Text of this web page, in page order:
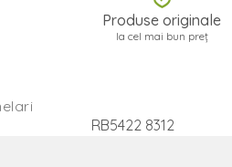
Produse originale
la cel mai bun preț